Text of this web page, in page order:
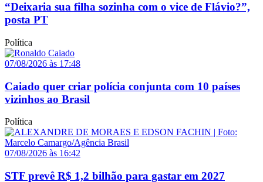
“Deixaria sua filha sozinha com o vice de Flávio?”,
posta PT
Política
07/08/2026 às 17:48
Caiado quer criar polícia conjunta com 10 países
vizinhos ao Brasil
Política
07/08/2026 às 16:42
STF prevê R$ 1,2 bilhão para gastar em 2027